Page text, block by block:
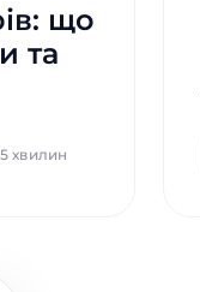
що
та
хвилин